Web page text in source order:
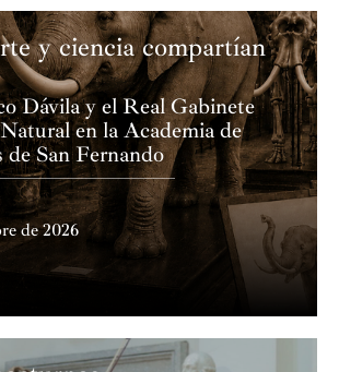
y ciencia compartían
Dávila y el Real Gabinete
en la Academia de
San Fernando
de 2026